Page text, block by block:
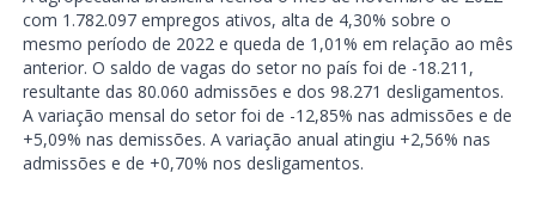
com 1.782.097 empregos ativos, alta de 4,30% sobre o
mesmo período de 2022 e queda de 1,01% em relação ao mês
anterior. O saldo de vagas do setor no país foi de -18.211,
resultante das 80.060 admissões e dos 98.271 desligamentos.
A variação mensal do setor foi de -12,85% nas admissões e de
+5,09% nas demissões. A variação anual atingiu +2,56% nas
admissões e de +0,70% nos desligamentos.